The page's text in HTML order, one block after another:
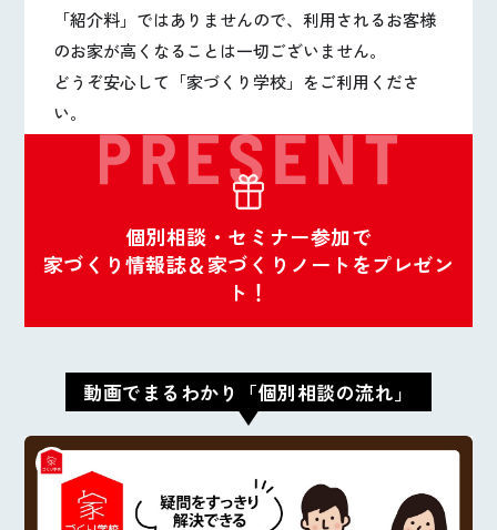
「紹介料」ではありませんので、利用されるお客様
のお家が高くなることは一切ございません。
どうぞ安心して「家づくり学校」をご利用くださ
い。
個別相談・セミナー参加で
家づくり情報誌＆家づくりノートをプレゼン
ト！
動画でまるわかり「個別相談の流れ」